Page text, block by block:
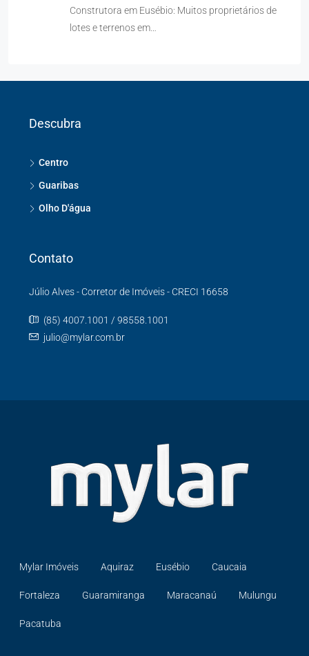
Construtora em Eusébio: Muitos proprietários de
lotes e terrenos em…
Descubra
Centro
Guaribas
Olho D'água
Contato
Júlio Alves - Corretor de Imóveis - CRECI 16658
(85) 4007.1001 / 98558.1001
julio@mylar.com.br
Mylar Imóveis Aquiraz Eusébio Caucaia
Fortaleza Guaramiranga Maracanaú Mulungu
Pacatuba